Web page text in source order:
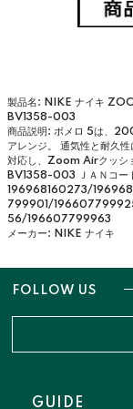
製品名: NIKE ナイキ
BV1358-003
商品説明: ボメロ 5は、
アレンジ。 通気性と耐久
対応し、Zoom Airクッシ
BV1358-003 ＪＡＮコー
196968160273/
799901/
56/196607799963
メーカー: NIKE ナイキ
FOLLOW US
GUIDE